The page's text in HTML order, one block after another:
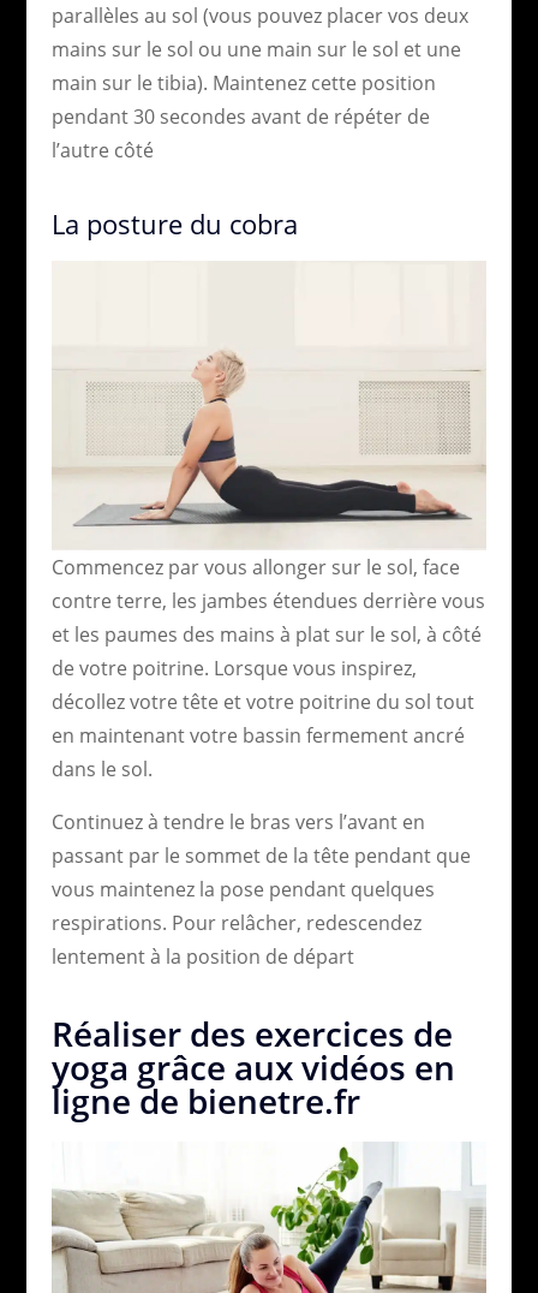
parallèles au sol (vous pouvez placer vos deux
mains sur le sol ou une main sur le sol et une
main sur le tibia). Maintenez cette position
pendant 30 secondes avant de répéter de
l’autre côté
La posture du cobra
Commencez par vous allonger sur le sol, face
contre terre, les jambes étendues derrière vous
et les paumes des mains à plat sur le sol, à côté
de votre poitrine. Lorsque vous inspirez,
décollez votre tête et votre poitrine du sol tout
en maintenant votre bassin fermement ancré
dans le sol.
Continuez à tendre le bras vers l’avant en
passant par le sommet de la tête pendant que
vous maintenez la pose pendant quelques
respirations. Pour relâcher, redescendez
lentement à la position de départ
Réaliser des exercices de
yoga grâce aux vidéos en
ligne de bienetre.fr